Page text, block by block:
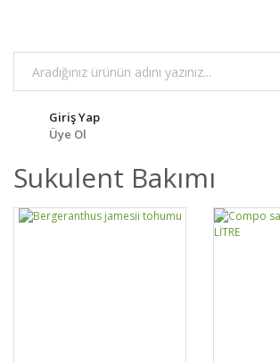
Giriş Yap
Üye Ol
Sukulent Bakımı